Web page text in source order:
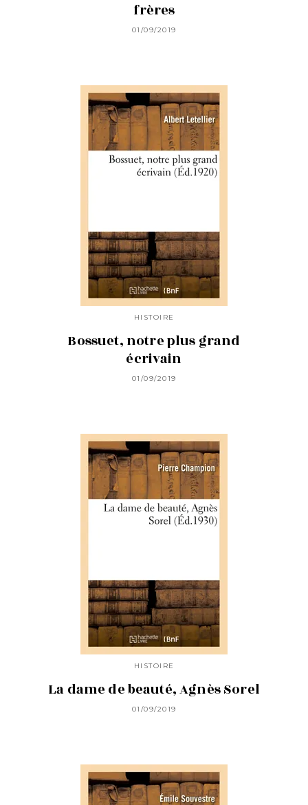
frères
01/09/2019
HISTOIRE
Bossuet, notre plus grand
écrivain
01/09/2019
HISTOIRE
La dame de beauté, Agnès Sorel
01/09/2019